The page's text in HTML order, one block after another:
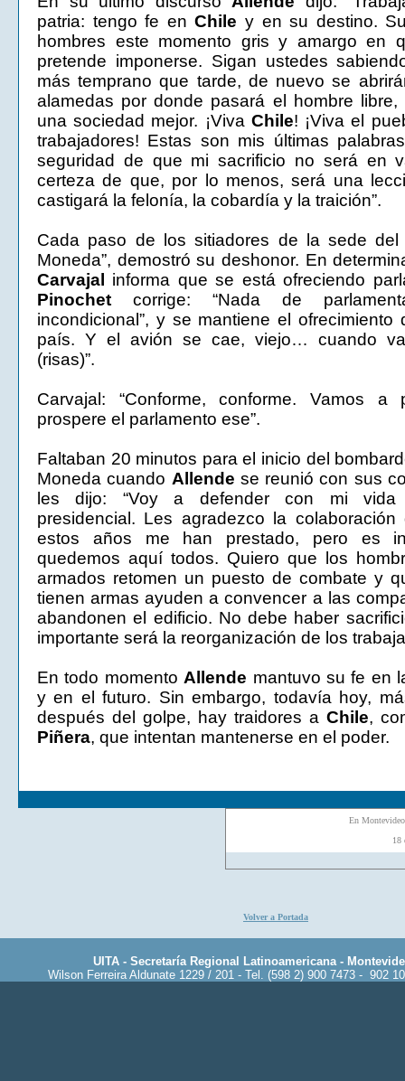
patria: tengo fe enChile y en su destino.
hombres este momento gris y amargo en
pretende imponerse. Sigan ustedes
más temprano que tarde, de nuevo se
alamedas por donde pasará el hombre libre,
una sociedad mejor. ¡Viva Chile! ¡Viva el
trabajadores! Estas son mis últimas
seguridad de que mi sacrificio no será en
certeza de que, por lo menos, será una
castigará la felonía, la cobardía y la traición”.
Cada paso de los sitiadores de la sede del
Moneda”, demostró su deshonor. En
Carvajal
informa que se está ofreciendo
Pinochet corrige: “Nada de
incondicional”, y se mantiene el ofrecimiento
país. Y el avión se cae, viejo… cuando
(risas)”.
Carvajal: “Conforme, conforme. Vamos a
prospere el parlamento ese”.
Faltaban 20 minutos para el inicio del
Moneda cuando Allende se reunió con sus
les dijo: “Voy a defender con mi vida
presidencial. Les agradezco la
estos años me han prestado, pero es
quedemos aquí todos. Quiero que los
armados retomen un puesto de combate y
tienen armas ayuden a convencer a las
abandonen el edificio. No debe haber
importante será la reorganización de los
En todo momento Allende mantuvo su fe en
y en el futuro. Sin embargo, todavía hoy,
después del golpe, hay traidores a Chile,
Piñera, que intentan mantenerse en el poder.
En
18
Volver a Portada
UITA - Secretaría Regional Latinoamericana -
Wilson Ferreira Aldunate 1229 / 201 - Tel. (598 2) 900 7473 - 902